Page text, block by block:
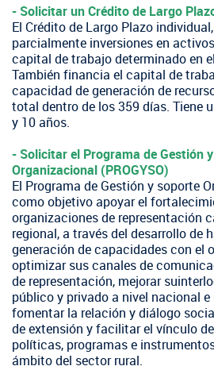
Sala de Prensa
Nuestras Redes sociales
INDAP Agustinas 1465, Santiago de
Teléfono:+56 2 2303 8000
​- Solicitar un Crédito de Largo
El Crédito de Largo Plazo
parcialmente inversiones en
capital de trabajo determinado en
También financia el capital de
capacidad de generación de
total dentro de los 359 días. Tiene
y 10 años.
​- ​Solicitar el Programa de Gestión
Organizacional (PROGYSO)
El Programa de Gestión y soporte
como objetivo apoyar el
organizaciones de representación
regional, a través del desarrollo de
generación de capacidades con el
optimizar sus canales de
de representación, mejorar
público y privado a nivel nacional
fomentar la relación y diálogo
de extensión y facilitar el vínculo
políticas, programas e
ámbito del sector rural.